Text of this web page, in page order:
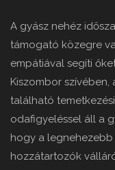
A gyász nehéz
támogató közegre
empátiával segíti
Kiszombor szívében,
található
odafigyeléssel áll a
hogy a
hozzátartozók